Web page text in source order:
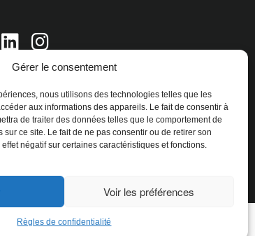
Gérer le consentement
nous utilisons des technologies telles que les
aux informations des appareils. Le fait de consentir à
de traiter des données telles que le comportement de
ce site. Le fait de ne pas consentir ou de retirer son
négatif sur certaines caractéristiques et fonctions.
Voir les préférences
Règles de confidentialité
ET ORGANISATIONS